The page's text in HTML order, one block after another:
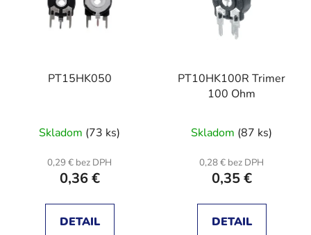
PT15HK050
Skladom (73 ks)
0,29 € bez DPH
0,36 €
DETAIL
PT10HK100R Trimer
100 Ohm
Skladom (87 ks)
0,28 € bez DPH
0,35 €
DETAIL